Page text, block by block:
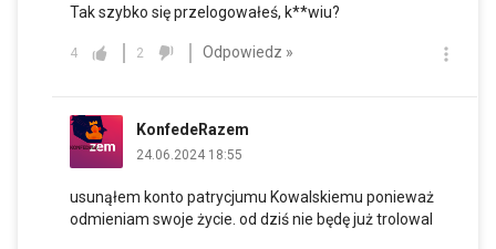
Tak szybko się przelogowałeś, k**wiu?
4 2 Odpowiedz »
KonfedeRazem
24.06.2024 18:55
usunąłem konto patrycjumu Kowalskiemu ponieważ
odmieniam swoje życie. od dziś nie będę już trolowal